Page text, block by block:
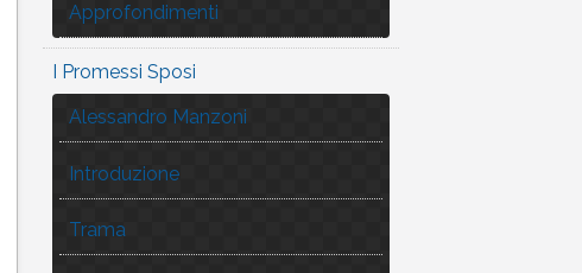
Approfondimenti
I Promessi Sposi
Alessandro Manzoni
Introduzione
Trama